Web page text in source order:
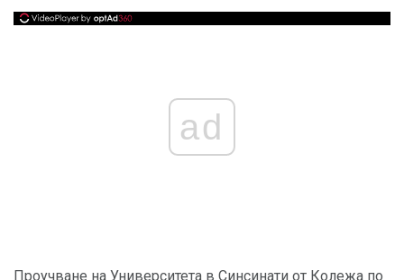
ad
Проучване на Университета в Синсинати от Колежа по